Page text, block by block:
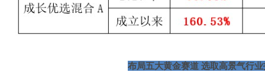
布局五大黄金赛道 选取高景气行业